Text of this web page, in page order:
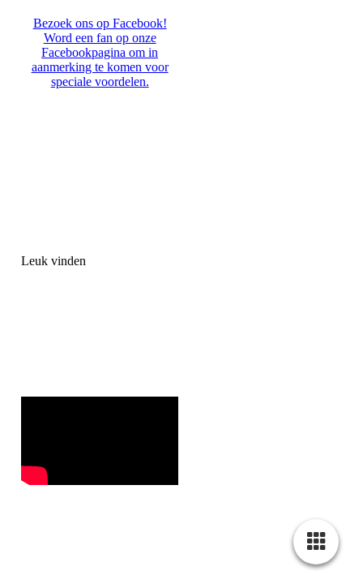
Bezoek ons op Facebook!
Word een fan op onze
Facebookpagina om in
aanmerking te komen voor
speciale voordelen.
Leuk vinden